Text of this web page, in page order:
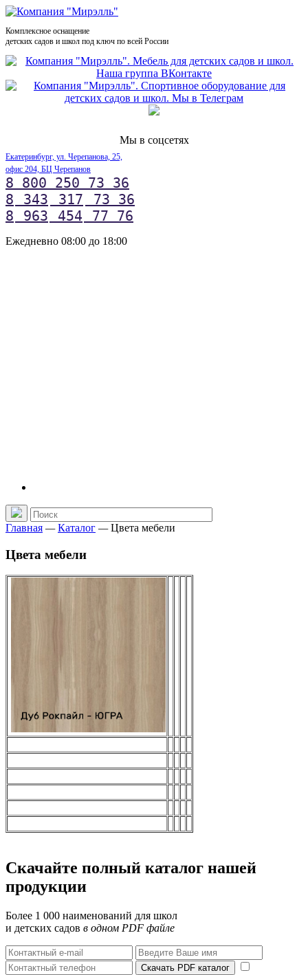
Комплексное оснащение
детских садов и школ под ключ по всей России
Мы в соцсетях
Екатеринбург, ул. Черепанова, 25,
офис 204, БЦ Черепанов
8 800 250 73 36
8
343 317
73 36
8
963 454 77 76
Ежедневно 08:00 до 18:00
Главная —Каталог —Цвета мебели
Цвета мебели
Скачайте полный каталог нашей
продукции
Более 1 000 наименований для школ
и детских садов в одном PDF файле
Скачать PDF каталог